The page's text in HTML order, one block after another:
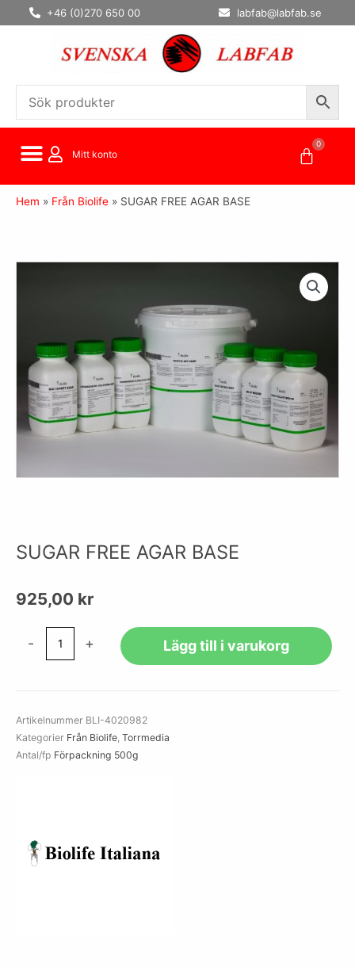
Hoppa
till
+46 (0)270 650 00 labfab@labfab.se
Mitt konto
0
Hem » Från Biolife » SUGAR FREE AGAR BASE
SUGAR FREE AGAR BASE
925,00 kr
- + Lägg till i varukorg
Artikelnummer BLI-4020982
Kategorier Från Biolife Torrmedia
Antal/fp Förpackning 500g